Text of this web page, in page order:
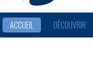
ACCUEIL DÉCOUVRIR